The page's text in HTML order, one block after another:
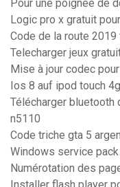
Pour une poignée de
Logic pro x gratuit
Code de la route 2019
Telecharger jeux
Mise à jour codec
Ios 8 auf ipod touch 4g
Télécharger
n5110
Code triche gta 5
Windows service
Numérotation des